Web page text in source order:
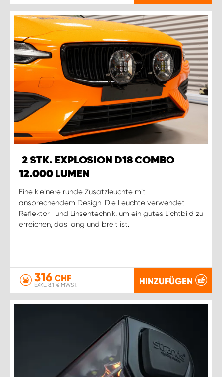
2 STK. EXPLOSION D18 COMBO
12.000 LUMEN
Eine kleinere runde Zusatzleuchte mit
ansprechendem Design. Die Leuchte verwendet
Reflektor- und Linsentechnik, um ein gutes Lichtbild zu
erreichen, das lang und breit ist.
316 CHF
EXKL. 8.1 % MWST. HINZUFÜGEN